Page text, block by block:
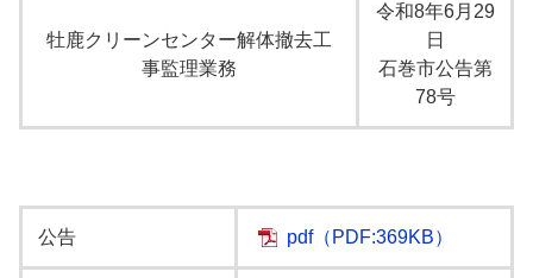
牡鹿クリーンセンター解体撤去工
事監理業務
令和8年6月29
日
石巻市公告第
78号
公告 pdf（PDF:369KB）